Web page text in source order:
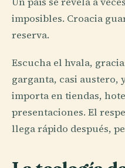
imposibles. Croacia
reserva.
Escucha el hvala,
garganta, casi austero,
importa en tiendas,
presentaciones. El
llega rápido después,